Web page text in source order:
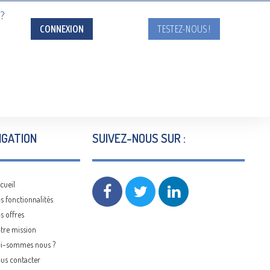
CONNEXION TESTEZ-NOUS !
fonctionnalités
offres
mission
sommes nous ?
contacter
SUIVEZ-NOUS SUR :